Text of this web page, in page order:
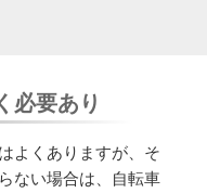
必要あり
よくありますが、そ
ない場合は、自転車